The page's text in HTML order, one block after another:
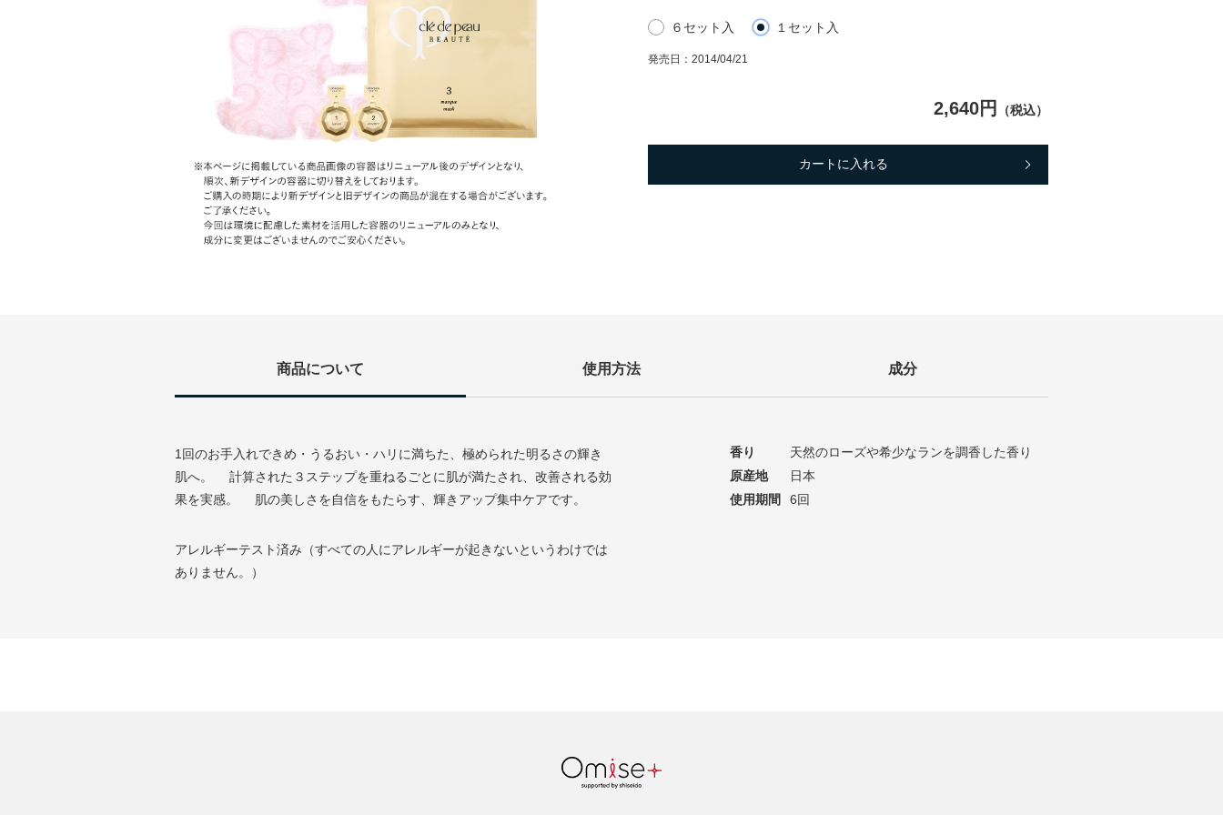
６セット入 １セット入
発売日： 2014/04/21
2,640円 （税込）
カートに入れる
商品について 使用方法 成分
1回のお手入れできめ・うるおい・ハリに満ちた、極められた明るさの輝き
肌へ。 計算された３ステップを重ねるごとに肌が満たされ、改善される効
果を実感。 肌の美しさを自信をもたらす、輝きアップ集中ケアです。
アレルギーテスト済み（すべての人にアレルギーが起きないというわけでは
ありません。）
香り
天然のローズや希少なランを調香した香り
原産地
日本
使用期間
6回